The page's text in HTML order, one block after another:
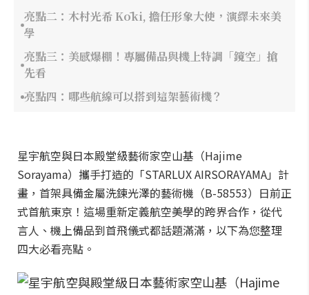
亮點二：木村光希 Kōki, 擔任形象大使，演繹未來美
學
亮點三：美感爆棚！專屬備品與機上特調「鏡空」搶
先看
亮點四：哪些航線可以搭到這架藝術機？
星宇航空與日本殿堂級藝術家空山基（Hajime
Sorayama）攜手打造的「STARLUX AIRSORAYAMA」計
畫，首架具備金屬洗鍊光澤的藝術機（B-58553）日前正
式首航東京！這場重新定義航空美學的跨界合作，從代
言人、機上備品到首飛儀式都話題滿滿，以下為您整理
四大必看亮點。